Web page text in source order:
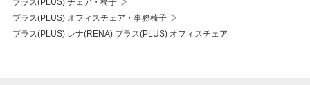
プラス(PLUS) チェア・椅子
プラス(PLUS) オフィスチェア・事務椅子
プラス(PLUS) レナ(RENA) プラス(PLUS) オフィスチェア